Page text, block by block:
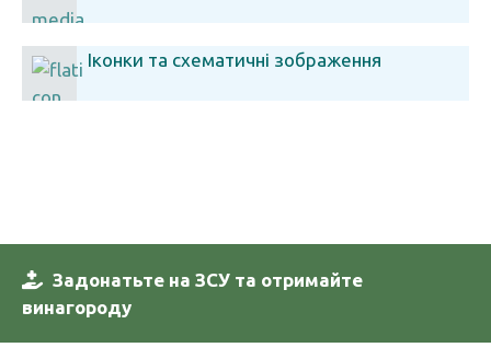
Іконки та схематичні зображення
Задонатьте на ЗСУ та отримайте
винагороду